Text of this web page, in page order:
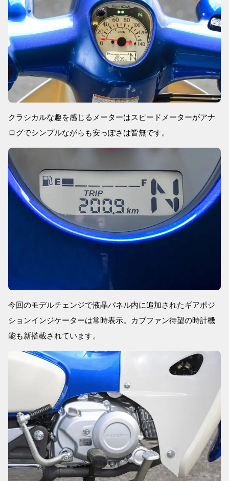
クラシカルな趣を感じるメーターはスピードメーターがアナ
ログでシンプルながらも安っぽさは皆無です。
今回のモデルチェンジで液晶パネル内に追加されたギアポジ
ションインジケーターは常時表示。カブファン待望の時計機
能も新搭載されています。